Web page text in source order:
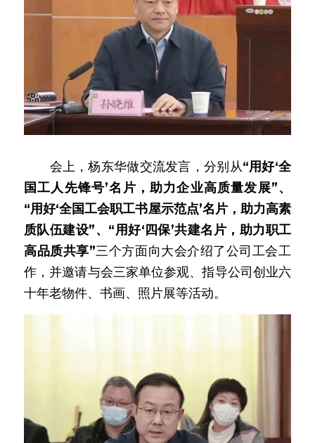
会上，杨东华做交流发言，分别从“用好‘全
国工人先锋号’名片，助力企业高质量发展”、
“用好‘全国工会职工书屋示范点’名片，助力高素
质队伍建设”、“用好‘四保’共建名片，助力职工
高品质共享”三个方面向大会介绍了公司工会工
作，并邀请与会三家单位参观、指导公司创业六
十年老物件、书画、照片展等活动。